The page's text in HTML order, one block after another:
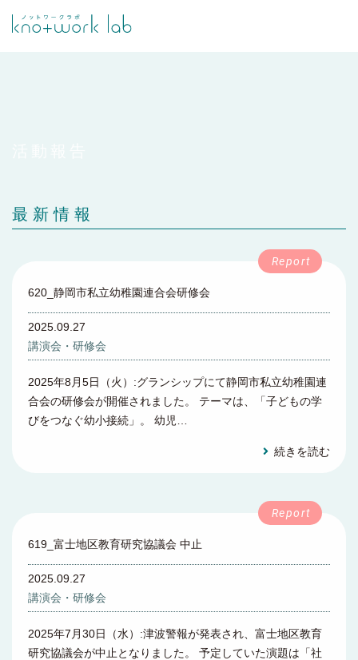
最新情報
620_静岡市私立幼稚園連合会研修会
2025.09.27
講演会・研修会
2025年8月5日（火）:グランシップにて静岡市私立幼稚園連
合会の研修会が開催されました。 テーマは、「子どもの学
びをつなぐ幼小接続」。 幼児…
続きを読む
619_富士地区教育研究協議会 中止
2025.09.27
講演会・研修会
2025年7月30日（水）:津波警報が発表され、富士地区教育
研究協議会が中止となりました。 予定していた演題は「社